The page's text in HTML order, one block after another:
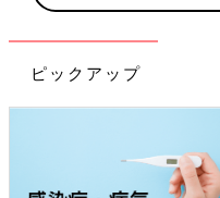
ピックアップ